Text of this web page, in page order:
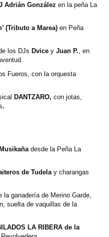
Adrián González en la peña La
(Tributo a Marea) en Peña
los DJs Dvice y Juan P., en
Fueros, con la orquesta
DANTZARO, con jotas,
.
desde la Peña La
de Tudelay charangas
la ganadería de Merino Garde,
suelta de vaquillas de la
LA RIBERA de la